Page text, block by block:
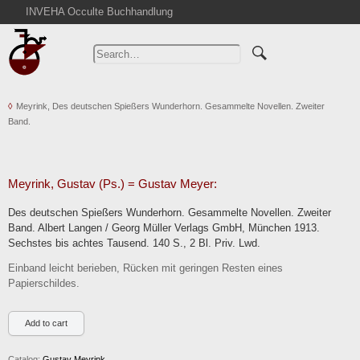
INVEHA Occulte Buchhandlung
Home
Advanced Search
Cart
Abbreviations
Contact
Terms
Privacy Policy
Meyrink, Des deutschen Spießers Wunderhorn. Gesammelte Novellen. Zweiter
Band.
Meyrink, Gustav (Ps.) = Gustav Meyer:
Des deutschen Spießers Wunderhorn. Gesammelte Novellen. Zweiter
Band. Albert Langen / Georg Müller Verlags GmbH, München 1913.
Sechstes bis achtes Tausend. 140 S., 2 Bl. Priv. Lwd.
Einband leicht berieben, Rücken mit geringen Resten eines
Papierschildes.